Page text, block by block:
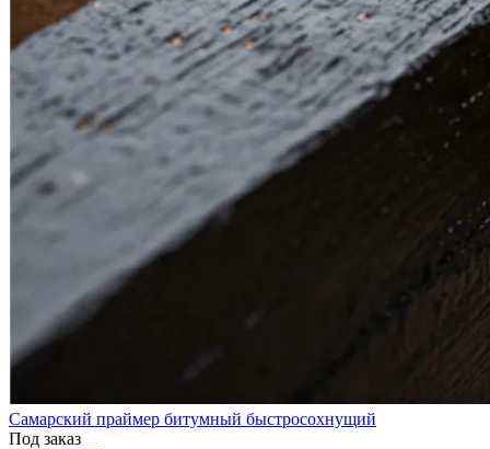
Самарский праймер битумный быстросохнущий
Под заказ